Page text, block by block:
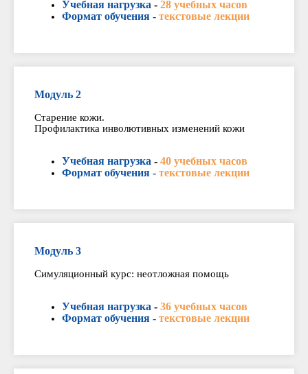
Учебная нагрузка - 28 учебных часов
Формат обучения - текстовые лекции
Модуль 2
Старение кожи.
Профилактика инволютивных изменений кожи
Учебная нагрузка - 40 учебных часов
Формат обучения - текстовые лекции
Модуль 3
Симуляционный курс: неотложная помощь
Учебная нагрузка - 36 учебных часов
Формат обучения - текстовые лекции